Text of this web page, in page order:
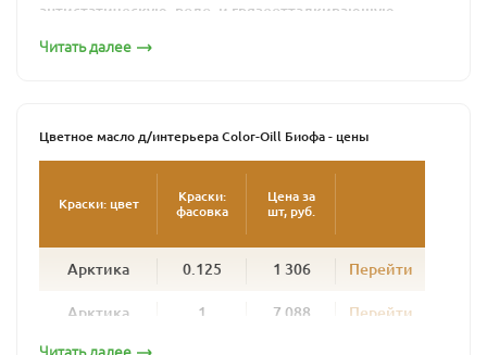
антистатическую, водо- и грязеотталкивающую
- Поверхность: матовая
растворителей продукт, состоящий из
высококачественных биомасел и восков.
Создает устойчивую к образованию пятен, прочную и
износостойкую поверхность. Обладает
водо – и грязеотталкивающие свойства, легкость в
наноситься кистью, валиком или методом
Читать далее
Цветное масло д/интерьера Color-Oill Биофа - цены
Краски: цвет
Краски:
фасовка
Цена за
шт, руб.
Арктика 0.125 1 306 Перейти
Арктика 1 7 088 Перейти
Читать далее